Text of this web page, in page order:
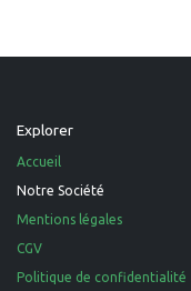
Explorer
Accueil
Notre Société
Mentions légales
CGV
Politique de confidentialité